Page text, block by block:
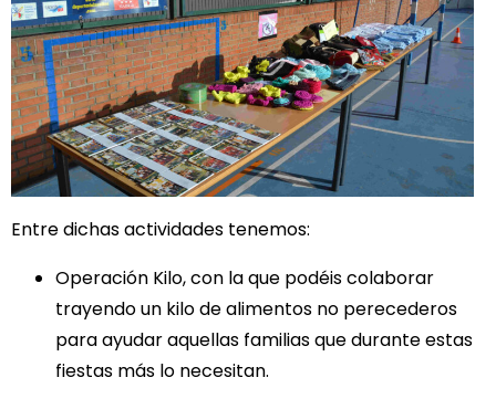
Entre dichas actividades tenemos:
Operación Kilo, con la que podéis colaborar
trayendo un kilo de alimentos no perecederos
para ayudar aquellas familias que durante estas
fiestas más lo necesitan.